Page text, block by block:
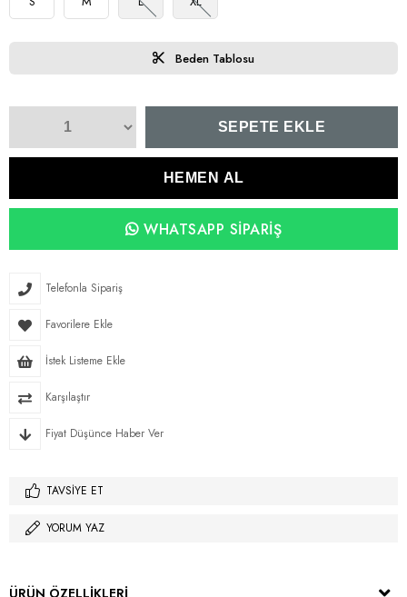
Beden Tablosu
WHATSAPP SIPARIŞ
Telefonla Sipariş
Favorilere Ekle
İstek Listeme Ekle
Karşılaştır
Fiyat Düşünce Haber Ver
TAVSIYE ET
YORUM YAZ
ÜRÜN ÖZELLIKLERI